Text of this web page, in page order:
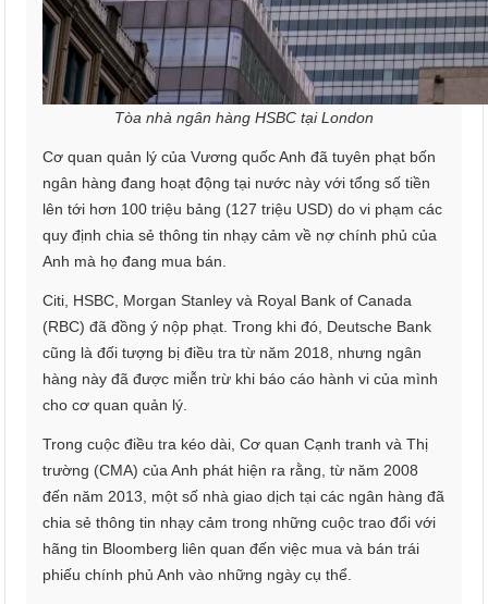
Tòa nhà ngân hàng HSBC tại London
Cơ quan quản lý của Vương quốc Anh đã tuyên phạt bốn
ngân hàng đang hoạt động tại nước này với tổng số tiền
lên tới hơn 100 triệu bảng (127 triệu USD) do vi phạm các
quy định chia sẻ thông tin nhạy cảm về nợ chính phủ của
Anh mà họ đang mua bán.
Citi, HSBC, Morgan Stanley và Royal Bank of Canada
(RBC) đã đồng ý nộp phạt. Trong khi đó, Deutsche Bank
cũng là đối tượng bị điều tra từ năm 2018, nhưng ngân
hàng này đã được miễn trừ khi báo cáo hành vi của mình
cho cơ quan quản lý.
Trong cuộc điều tra kéo dài, Cơ quan Cạnh tranh và Thị
trường (CMA) của Anh phát hiện ra rằng, từ năm 2008
đến năm 2013, một số nhà giao dịch tại các ngân hàng đã
chia sẻ thông tin nhạy cảm trong những cuộc trao đổi với
hãng tin Bloomberg liên quan đến việc mua và bán trái
phiếu chính phủ Anh vào những ngày cụ thể.